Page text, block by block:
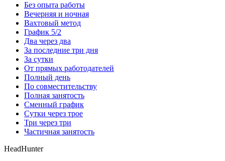
Без опыта работы
Вечерняя и ночная
Вахтовый метод
График 5/2
Два через два
За последние три дня
За сутки
От прямых работодателей
Полный день
По совместительству
Полная занятость
Сменный график
Сутки через трое
Три через три
Частичная занятость
HeadHunter